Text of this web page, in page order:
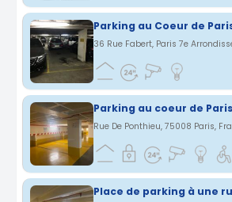
Rue De Ponthieu, 75008 Paris,